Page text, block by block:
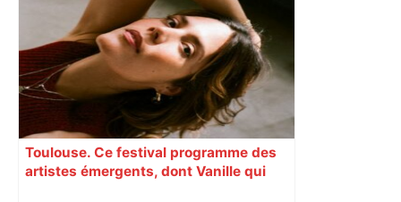
Toulouse. Ce festival programme des
artistes émergents, dont Vanille qui